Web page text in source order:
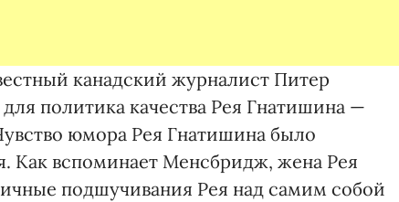
канадский журналист Питер
политика качества Рея Гнатишина —
юмора Рея Гнатишина было
Как вспоминает Менсбридж, жена Рея
подшучивания Рея над самим собой